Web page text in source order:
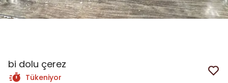
bi dolu çerez
Tükeniyor